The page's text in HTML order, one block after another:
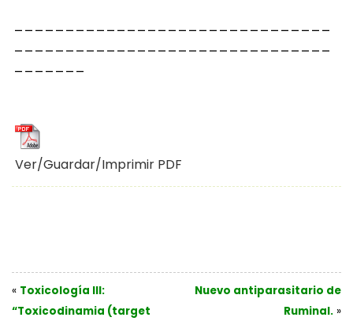
Ver/Guardar/Imprimir PDF
« Toxicología III:
“Toxicodinamia (target
Nuevo antiparasitario de
Ruminal. »